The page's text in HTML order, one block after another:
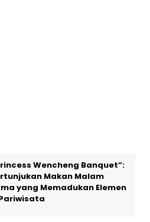
Wencheng Banquet”:
Makan Malam
yang Memadukan Elemen